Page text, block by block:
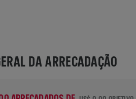
DA ARRECADAÇÃO